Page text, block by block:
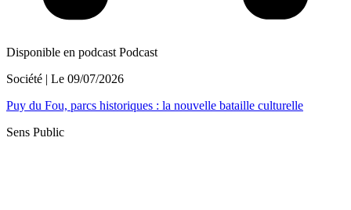
Disponible en podcast Podcast
Société | Le 09/07/2026
Puy du Fou, parcs historiques : la nouvelle bataille culturelle
Sens Public